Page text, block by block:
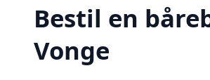
Bestil en
Vonge